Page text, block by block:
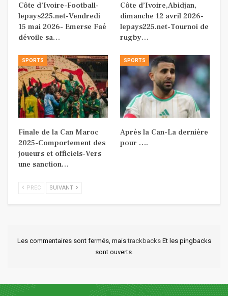
Côte d’Ivoire-Football-
lepays225.net-Vendredi
15 mai 2026- Emerse Faé
dévoile sa…
Côte d’Ivoire,Abidjan,
dimanche 12 avril 2026-
lepays225.net-Tournoi de
rugby…
SPORTS
Finale de la Can Maroc
2025-Comportement des
joueurs et officiels-Vers
une sanction…
SPORTS
Après la Can-La dernière
pour ….
PREC SUIVANT
Les commentaires sont fermés, maistrackbacks Et les pingbacks
sont ouverts.